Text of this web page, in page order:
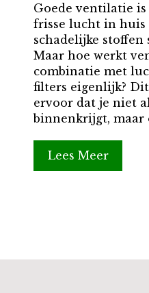
Goede ventilatie
frisse lucht in huis
schadelijke stoffen
Maar hoe werkt
combinatie met
filters eigenlijk?
ervoor dat je niet
binnenkrijgt, maar
Lees Meer